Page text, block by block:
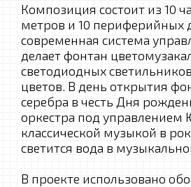
Композиция состоит из 10
метров и 10 периферийных
современная система
делает фонтан
светодиодных
цветов. В день открытия
серебра в честь Дня
оркестра под
классической музыкой в
светится вода в
В проекте использовано